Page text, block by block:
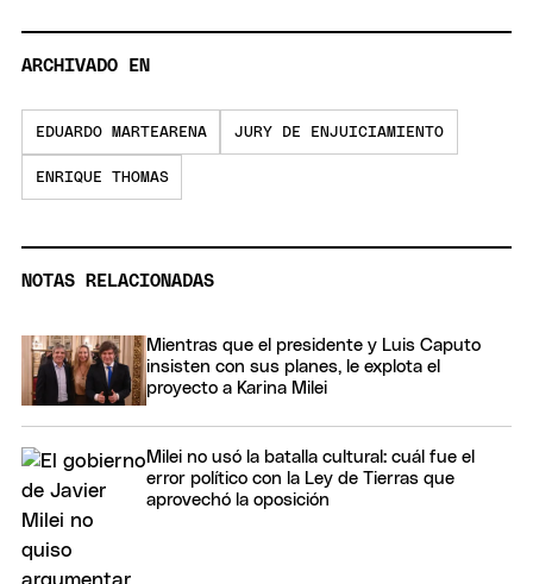
ARCHIVADO EN
EDUARDO MARTEARENA JURY DE ENJUICIAMIENTO
ENRIQUE THOMAS
NOTAS RELACIONADAS
Mientras que el presidente y Luis Caputo
insisten con sus planes, le explota el
proyecto a Karina Milei
Milei no usó la batalla cultural: cuál fue el
error político con la Ley de Tierras que
aprovechó la oposición